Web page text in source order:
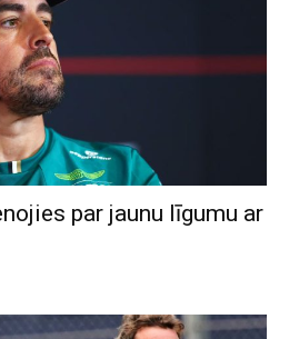
par jaunu līgumu ar